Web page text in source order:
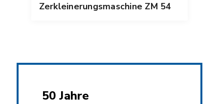
Zerkleinerungsmaschine ZM 54
50 Jahre